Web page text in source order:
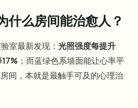
什么房间能治愈人？
室最新发现： 光照强度每提升
；而蓝绿色系墙面能让心率平
间，本就是最触手可及的心理治